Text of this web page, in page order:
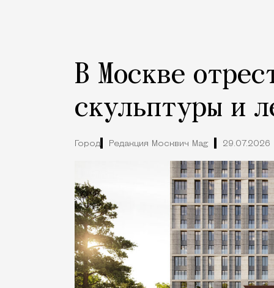
В Москве
скульптуры и
Город Редакция Москвич Mag 29.07.2026